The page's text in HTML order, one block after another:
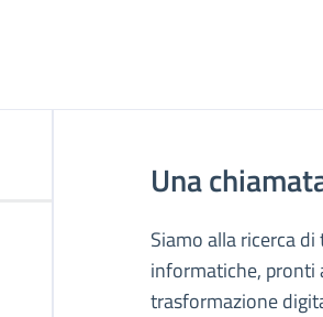
Una
Siamo alla ricerca
informatiche, pronti
trasformazione